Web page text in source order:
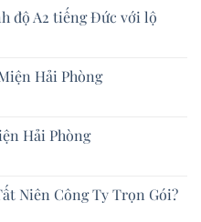
độ A2 tiếng Đức với lộ
Hải Phòng
Hải Phòng
Niên Công Ty Trọn Gói?